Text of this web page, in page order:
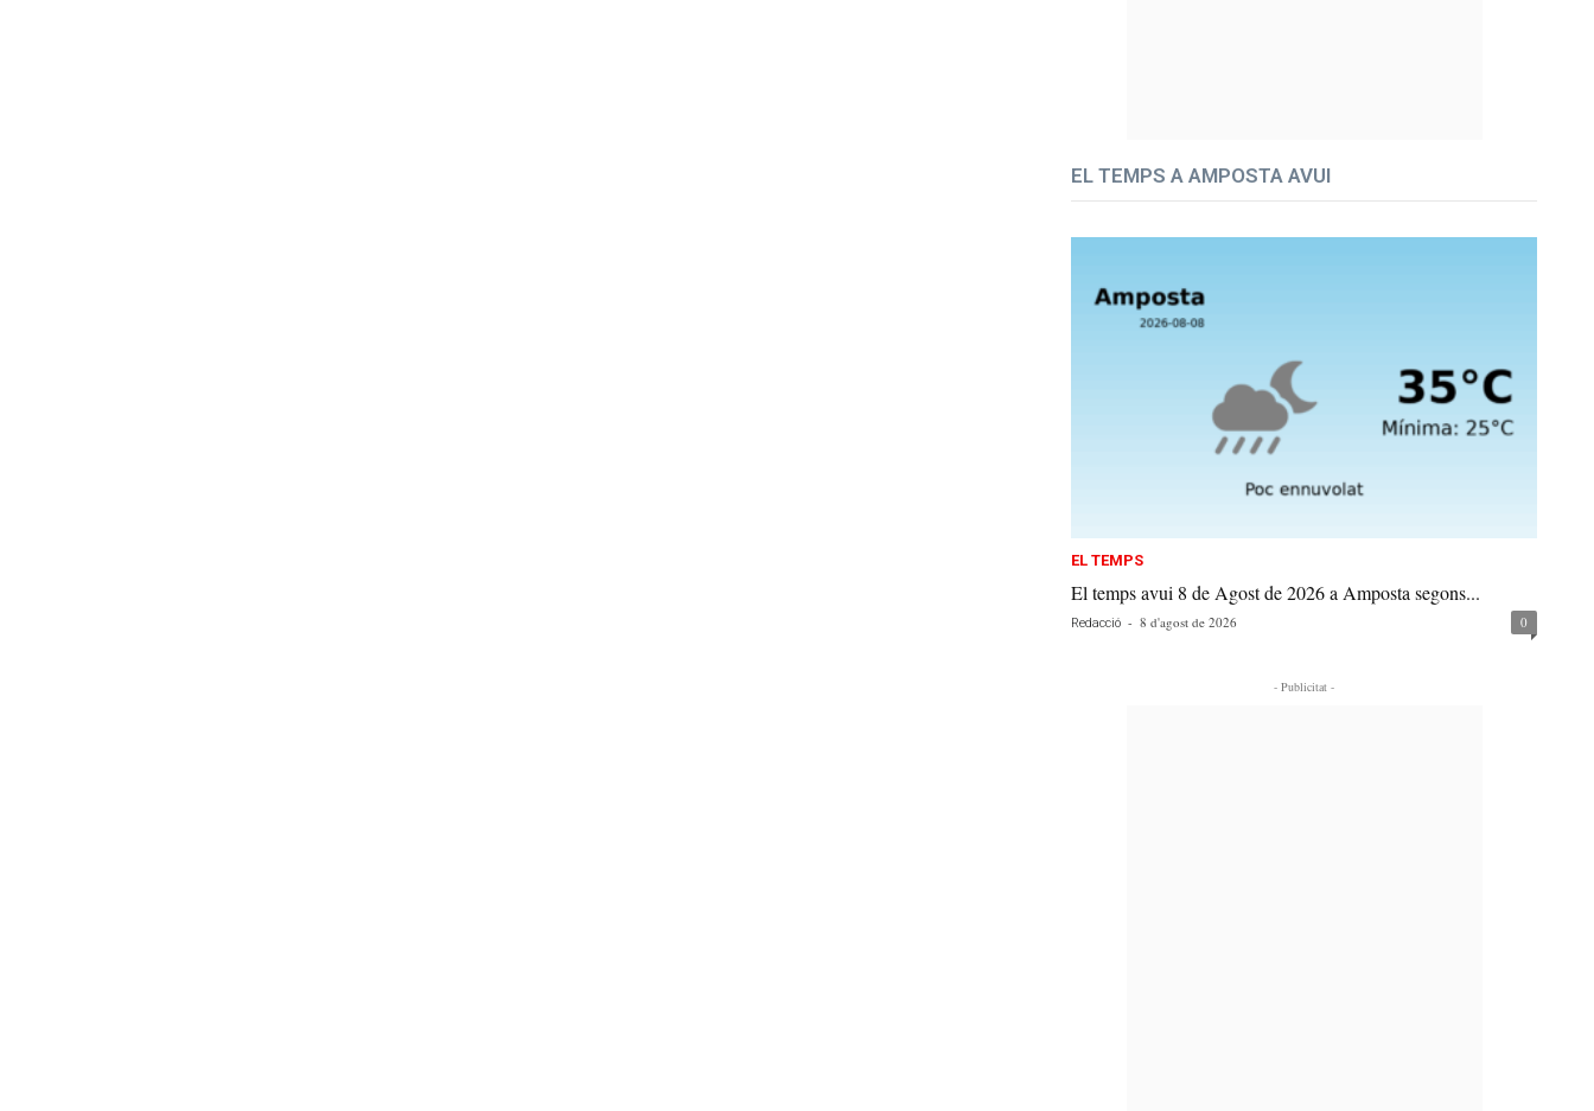
EL TEMPS A AMPOSTA AVUI
EL TEMPS
El temps avui 8 de Agost de 2026 a Amposta segons...
Redacció - 8 d'agost de 2026 0
- Publicitat -